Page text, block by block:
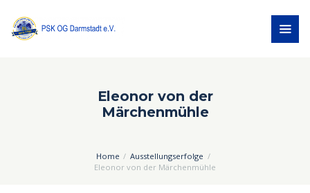
Eleonor von der
Märchenmühle
Home
Ausstellungserfolge
Eleonor von der Märchenmühle